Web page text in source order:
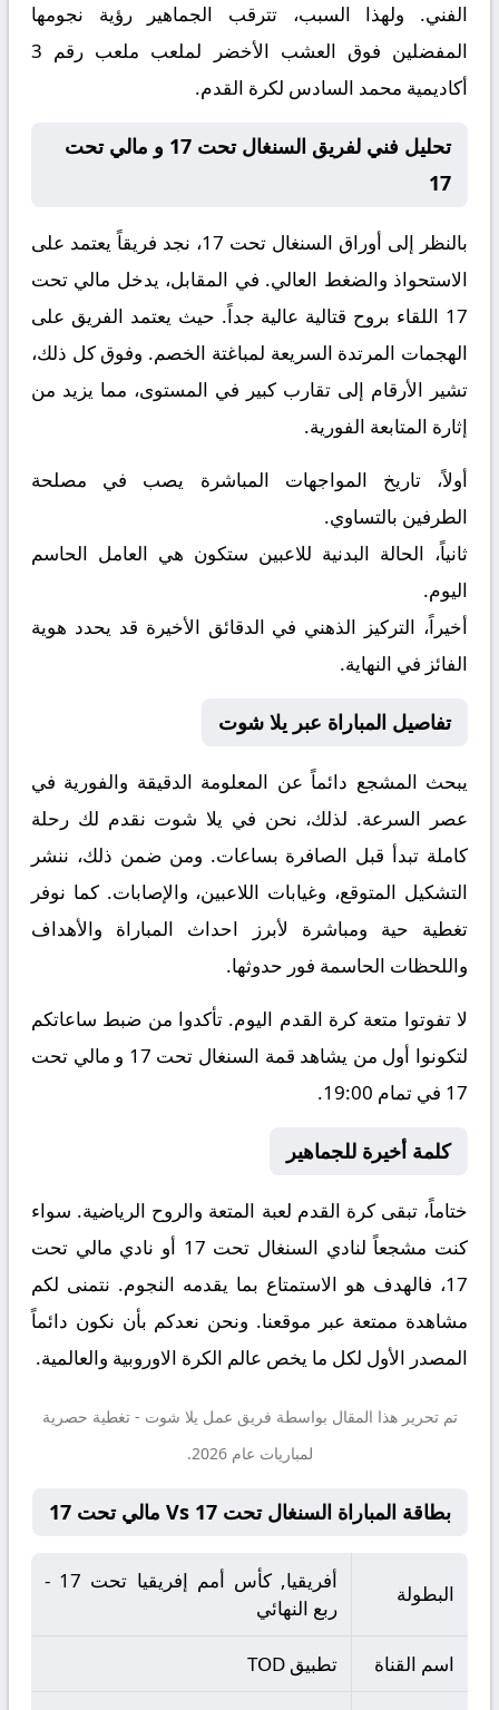
الفني. ولهذا السبب، تترقب الجماهير رؤية نجومها
المفضلين فوق العشب الأخضر لملعب ملعب رقم 3
أكاديمية محمد السادس لكرة القدم.
تحليل فني لفريق السنغال تحت 17 و مالي تحت
17
بالنظر إلى أوراق السنغال تحت 17
، نجد فريقاً يعتمد على
الاستحواذ والضغط العالي. في المقابل، يدخل مالي تحت
17 اللقاء بروح قتالية عالية جداً. حيث يعتمد الفريق على
الهجمات المرتدة السريعة لمباغتة الخصم. وفوق كل ذلك،
تشير الأرقام إلى تقارب كبير في المستوى، مما يزيد من
إثارة المتابعة الفورية.
أولاً، تاريخ المواجهات المباشرة يصب في مصلحة
الطرفين بالتساوي.
ثانياً، الحالة البدنية للاعبين ستكون هي العامل الحاسم
اليوم.
أخيراً، التركيز الذهني في الدقائق الأخيرة قد يحدد هوية
الفائز في النهاية.
تفاصيل المباراة عبر يلا شوت
يبحث المشجع دائماً عن المعلومة الدقيقة والفورية في
عصر السرعة. لذلك، نحن في يلا شوت نقدم لك رحلة
كاملة تبدأ قبل الصافرة بساعات. ومن ضمن ذلك، ننشر
التشكيل المتوقع، وغيابات اللاعبين، والإصابات. كما نوفر
تغطية حية ومباشرة لأبرز احداث المباراة والأهداف
واللحظات الحاسمة فور حدوثها.
لا تفوتوا متعة كرة القدم اليوم. تأكدوا من ضبط ساعاتكم
لتكونوا أول من يشاهد قمة السنغال تحت 17 و مالي تحت
17 في تمام 19:00.
كلمة أخيرة للجماهير
ختاماً، تبقى كرة القدم لعبة المتعة والروح الرياضية. سواء
كنت مشجعاً لنادي السنغال تحت 17 أو نادي مالي تحت
17، فالهدف هو الاستمتاع بما يقدمه النجوم. نتمنى لكم
مشاهدة ممتعة عبر موقعنا. ونحن نعدكم بأن نكون دائماً
المصدر الأول لكل ما يخص عالم الكرة الاوروبية والعالمية.
تم تحرير هذا المقال بواسطة فريق عمل يلا شوت - تغطية حصرية
لمباريات عام 2026.
بطاقة المباراة السنغال تحت 17 Vs مالي تحت 17
البطولة
أفريقيا, كأس أمم إفريقيا تحت 17 -
ربع النهائي
اسم القناة تطبيق TOD